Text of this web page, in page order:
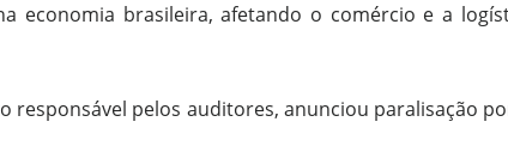
economia brasileira, afetando o comércio e a
responsável pelos auditores, anunciou